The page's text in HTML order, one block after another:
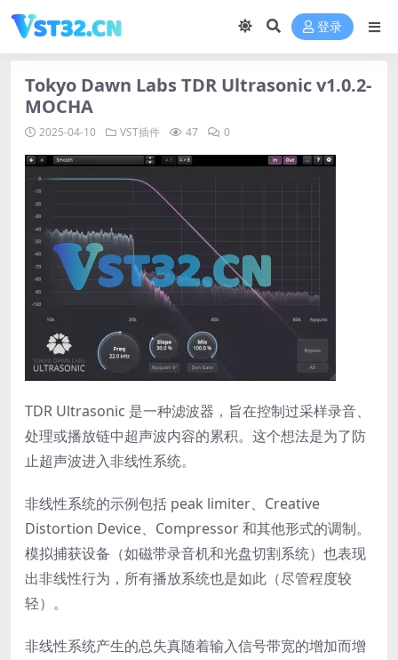
登录
Tokyo Dawn Labs TDR Ultrasonic v1.0.2-
MOCHA
2025-04-10 VST插件 47 0
TDR Ultrasonic 是一种滤波器，旨在控制过采样录音、
处理或播放链中超声波内容的累积。这个想法是为了防
止超声波进入非线性系统。
非线性系统的示例包括 peak limiter、Creative
Distortion Device、Compressor 和其他形式的调制。
模拟捕获设备（如磁带录音机和光盘切割系统）也表现
出非线性行为，所有播放系统也是如此（尽管程度较
轻）。
非线性系统产生的总失真随着输入信号带宽的增加而增